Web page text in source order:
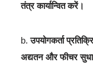
तंत्र कार्यान्वित करें।
b.उपयोगकर्ता
अद्यतन और फीचर